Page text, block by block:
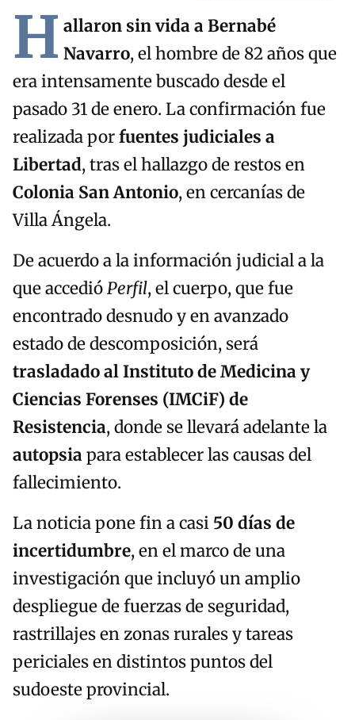
H allaron sin vida a Bernabé
Navarro, el hombre de 82 años que
era intensamente buscado desde el
pasado 31 de enero. La confirmación fue
realizada porfuentes judiciales a
Libertad, tras el hallazgo de restos en
Colonia San Antonio, en cercanías de
Villa Ángela.
De acuerdo a la información judicial a la
que accedióPerfil, el cuerpo, que fue
encontrado desnudo y en avanzado
estado de descomposición, será
trasladado al Instituto de Medicina y
Ciencias Forenses (IMCiF) de
Resistencia, donde se llevará adelante la
autopsiapara establecer las causas del
fallecimiento.
La noticia pone fin a casi 50 días de
incertidumbre, en el marco de una
investigación que incluyó un amplio
despliegue de fuerzas de seguridad,
rastrillajes en zonas rurales y tareas
periciales en distintos puntos del
sudoeste provincial.